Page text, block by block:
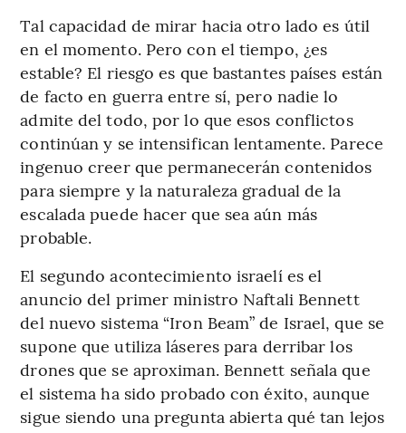
Tal capacidad de mirar hacia otro lado es útil
en el momento. Pero con el tiempo, ¿es
estable? El riesgo es que bastantes países están
de facto en guerra entre sí, pero nadie lo
admite del todo, por lo que esos conflictos
continúan y se intensifican lentamente. Parece
ingenuo creer que permanecerán contenidos
para siempre y la naturaleza gradual de la
escalada puede hacer que sea aún más
probable.
El segundo acontecimiento israelí es el
anuncio del primer ministro Naftali Bennett
del nuevo sistema “Iron Beam” de Israel, que se
supone que utiliza láseres para derribar los
drones que se aproximan. Bennett señala que
el sistema ha sido probado con éxito, aunque
sigue siendo una pregunta abierta qué tan lejos